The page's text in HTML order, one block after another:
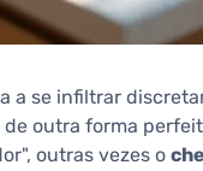
a se infiltrar
outra forma
outras vezes o